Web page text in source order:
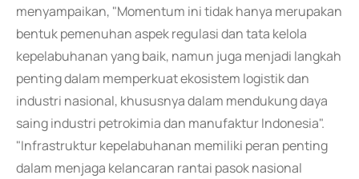
menyampaikan, "Momentum ini tidak hanya merupakan
bentuk pemenuhan aspek regulasi dan tata kelola
kepelabuhanan yang baik, namun juga menjadi langkah
penting dalam memperkuat ekosistem logistik dan
industri nasional, khususnya dalam mendukung daya
saing industri petrokimia dan manufaktur Indonesia".
"Infrastruktur kepelabuhanan memiliki peran penting
dalam menjaga kelancaran rantai pasok nasional